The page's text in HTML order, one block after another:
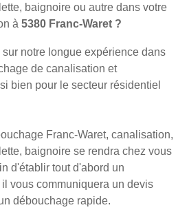
baignoire ou autre dans votre
à 5380 Franc-Waret ?
notre longue expérience dans
de canalisation et
bien pour le secteur résidentiel
Franc-Waret, canalisation,
baignoire se rendra chez vous
d'établir tout d'abord un
vous communiquera un devis
débouchage rapide.